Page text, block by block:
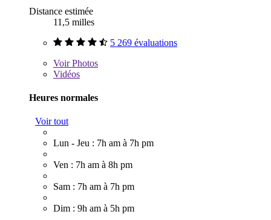
Distance estimée
11,5 milles
5 269 évaluations
VoirPhotos
Vidéos
Heures normales
Voir tout
Lun - Jeu : 7h am à 7h pm
Ven : 7h am à 8h pm
Sam : 7h am à 7h pm
Dim : 9h am à 5h pm